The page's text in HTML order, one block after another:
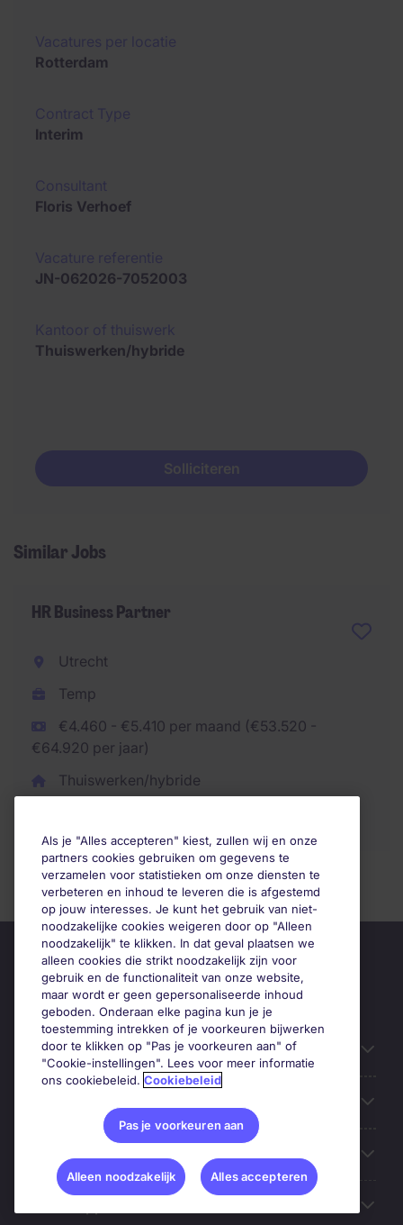
Rotterdam
Interim
Floris Verhoef
JN-062026-7052003
Thuiswerken/hybride
Solliciteren
Similar Jobs
HR Business Partner
Utrecht
Temp
€4.460 - €5.410 per maand (€53.520 -
€64.920 per jaar)
Thuiswerken/hybride
Handige informatie
Google Rating
Als je "Alles accepteren" kiest, zullen wij en onze
partners cookies gebruiken om gegevens te
verzamelen voor statistieken om onze diensten te
verbeteren en inhoud te leveren die is afgestemd
op jouw interesses. Je kunt het gebruik van niet-
noodzakelijke cookies weigeren door op "Alleen
noodzakelijk" te klikken. In dat geval plaatsen we
alleen cookies die strikt noodzakelijk zijn voor
gebruik en de functionaliteit van onze website,
maar wordt er geen gepersonaliseerde inhoud
geboden. Onderaan elke pagina kun je je
toestemming intrekken of je voorkeuren bijwerken
door te klikken op "Pas je voorkeuren aan" of
"Cookie-instellingen". Lees voor meer informatie
ons cookiebeleid. Cookiebeleid
Pas je voorkeuren aan
Alleen noodzakelijk Alles accepteren